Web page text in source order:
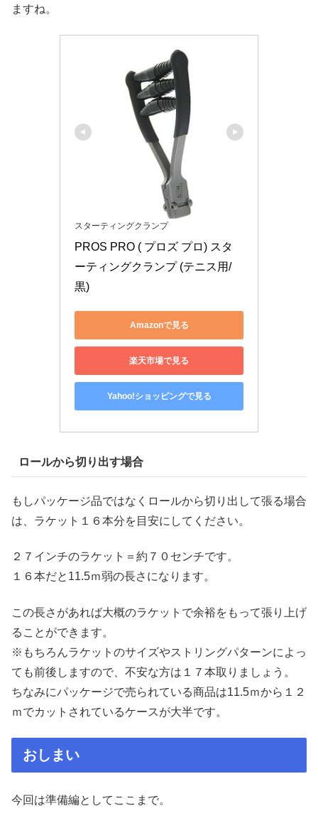
ますね。
スターティングクランプ
PROS PRO ( プロズ プロ) スタ
ーティングクランプ (テニス用/
黒)
Amazonで見る
楽天市場で見る
Yahoo!ショッピングで見る
ロールから切り出す場合
もしパッケージ品ではなくロールから切り出して張る場合
は、ラケット１６本分を目安にしてください。
２７インチのラケット＝約７０センチです。
１６本だと11.5ｍ弱の長さになります。
この長さがあれば大概のラケットで余裕をもって張り上げ
ることができます。
※もちろんラケットのサイズやストリングパターンによっ
ても前後しますので、不安な方は１７本取りましょう。
ちなみにパッケージで売られている商品は11.5ｍから１２
ｍでカットされているケースが大半です。
おしまい
今回は準備編としてここまで。